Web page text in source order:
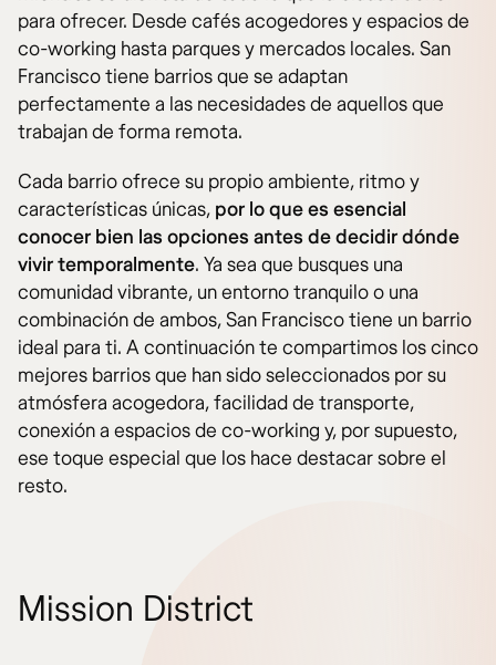
para ofrecer. Desde cafés acogedores y espacios de
co-working hasta parques y mercados locales. San
Francisco tiene barrios que se adaptan
perfectamente a las necesidades de aquellos que
trabajan de forma remota.
Cada barrio ofrece su propio ambiente, ritmo y
características únicas, por lo que es esencial
conocer bien las opciones antes de decidir dónde
vivir temporalmente. Ya sea que busques una
comunidad vibrante, un entorno tranquilo o una
combinación de ambos, San Francisco tiene un barrio
ideal para ti. A continuación te compartimos los cinco
mejores barrios que han sido seleccionados por su
atmósfera acogedora, facilidad de transporte,
conexión a espacios de co-working y, por supuesto,
ese toque especial que los hace destacar sobre el
resto.
Mission District